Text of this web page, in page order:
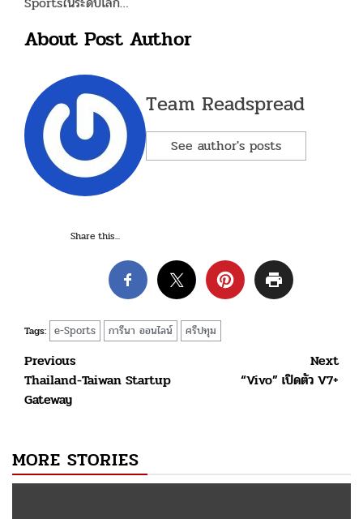
About Post Author
Team Readspread
See author's posts
Share this...
Tags: e-Sports การีนา ออนไลน์ ศรีปทุม
Post
navigation
Previous
Thailand-Taiwan Startup
Gateway
Next
“Vivo” เปิดตัว V7+
MORE STORIES